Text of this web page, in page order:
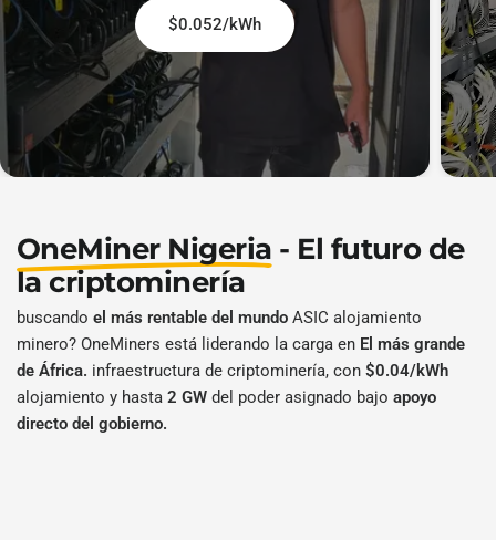
$0.052/kWh
OneMiner Nigeria - El futuro de
la criptominería
buscandoel más rentable del mundo ASIC alojamiento
minero? OneMiners está liderando la carga en El más grande
de África. infraestructura de criptominería, con$0.04/kWh
alojamiento y hasta2 GW del poder asignado bajoapoyo
directo del gobierno.